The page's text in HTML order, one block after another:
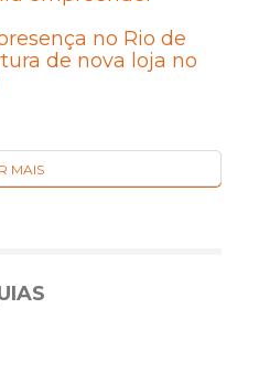
no Rio de
de nova loja no
MAIS